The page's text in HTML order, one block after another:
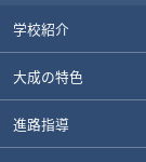
学校紹介
大成の特色
進路指導